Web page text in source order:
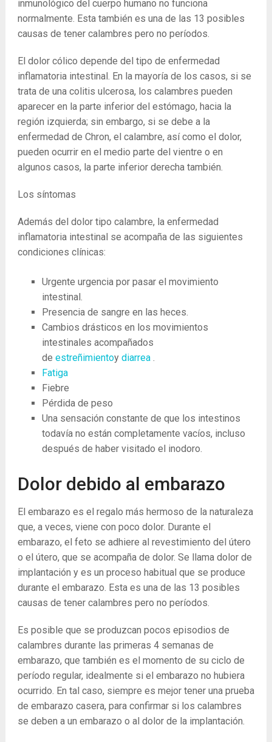
inmunológico del cuerpo humano no funciona
normalmente. Esta también es una de las 13 posibles
causas de tener calambres pero no períodos.
El dolor cólico depende del tipo de enfermedad
inflamatoria intestinal. En la mayoría de los casos, si se
trata de una colitis ulcerosa, los calambres pueden
aparecer en la parte inferior del estómago, hacia la
región izquierda; sin embargo, si se debe a la
enfermedad de Chron, el calambre, así como el dolor,
pueden ocurrir en el medio parte del vientre o en
algunos casos, la parte inferior derecha también.
Los síntomas
Además del dolor tipo calambre, la enfermedad
inflamatoria intestinal se acompaña de las siguientes
condiciones clínicas:
Urgente urgencia por pasar el movimiento
intestinal.
Presencia de sangre en las heces.
Cambios drásticos en los movimientos
intestinales acompañados
de estreñimientoy diarrea.
Fatiga
Fiebre
Pérdida de peso
Una sensación constante de que los intestinos
todavía no están completamente vacíos, incluso
después de haber visitado el inodoro.
Dolor debido al embarazo
El embarazo es el regalo más hermoso de la naturaleza
que, a veces, viene con poco dolor. Durante el
embarazo, el feto se adhiere al revestimiento del útero
o el útero, que se acompaña de dolor. Se llama dolor de
implantación y es un proceso habitual que se produce
durante el embarazo. Esta es una de las 13 posibles
causas de tener calambres pero no períodos.
Es posible que se produzcan pocos episodios de
calambres durante las primeras 4 semanas de
embarazo, que también es el momento de su ciclo de
período regular, idealmente si el embarazo no hubiera
ocurrido. En tal caso, siempre es mejor tener una prueba
de embarazo casera, para confirmar si los calambres
se deben a un embarazo o al dolor de la implantación.